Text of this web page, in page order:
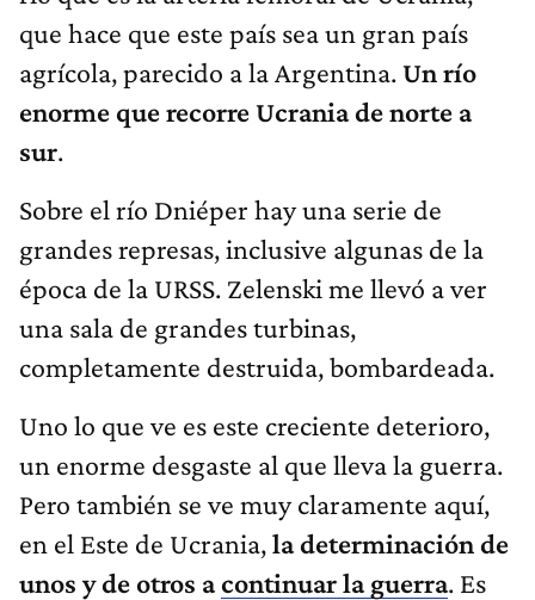
que hace que este país sea un gran país
agrícola, parecido a la Argentina.Un río
enorme que recorre Ucrania de norte a
sur.
Sobre el río Dniéper hay una serie de
grandes represas, inclusive algunas de la
época de la URSS. Zelenski me llevó a ver
una sala de grandes turbinas,
completamente destruida, bombardeada.
Uno lo que ve es este creciente deterioro,
un enorme desgaste al que lleva la guerra.
Pero también se ve muy claramente aquí,
en el Este de Ucrania,la determinación de
unos y de otros acontinuar la guerra. Es